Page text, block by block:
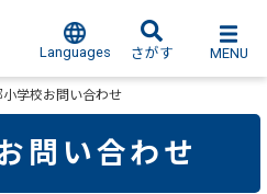
Languages さがす MENU
小学校お問い合わせ
問い合わせ